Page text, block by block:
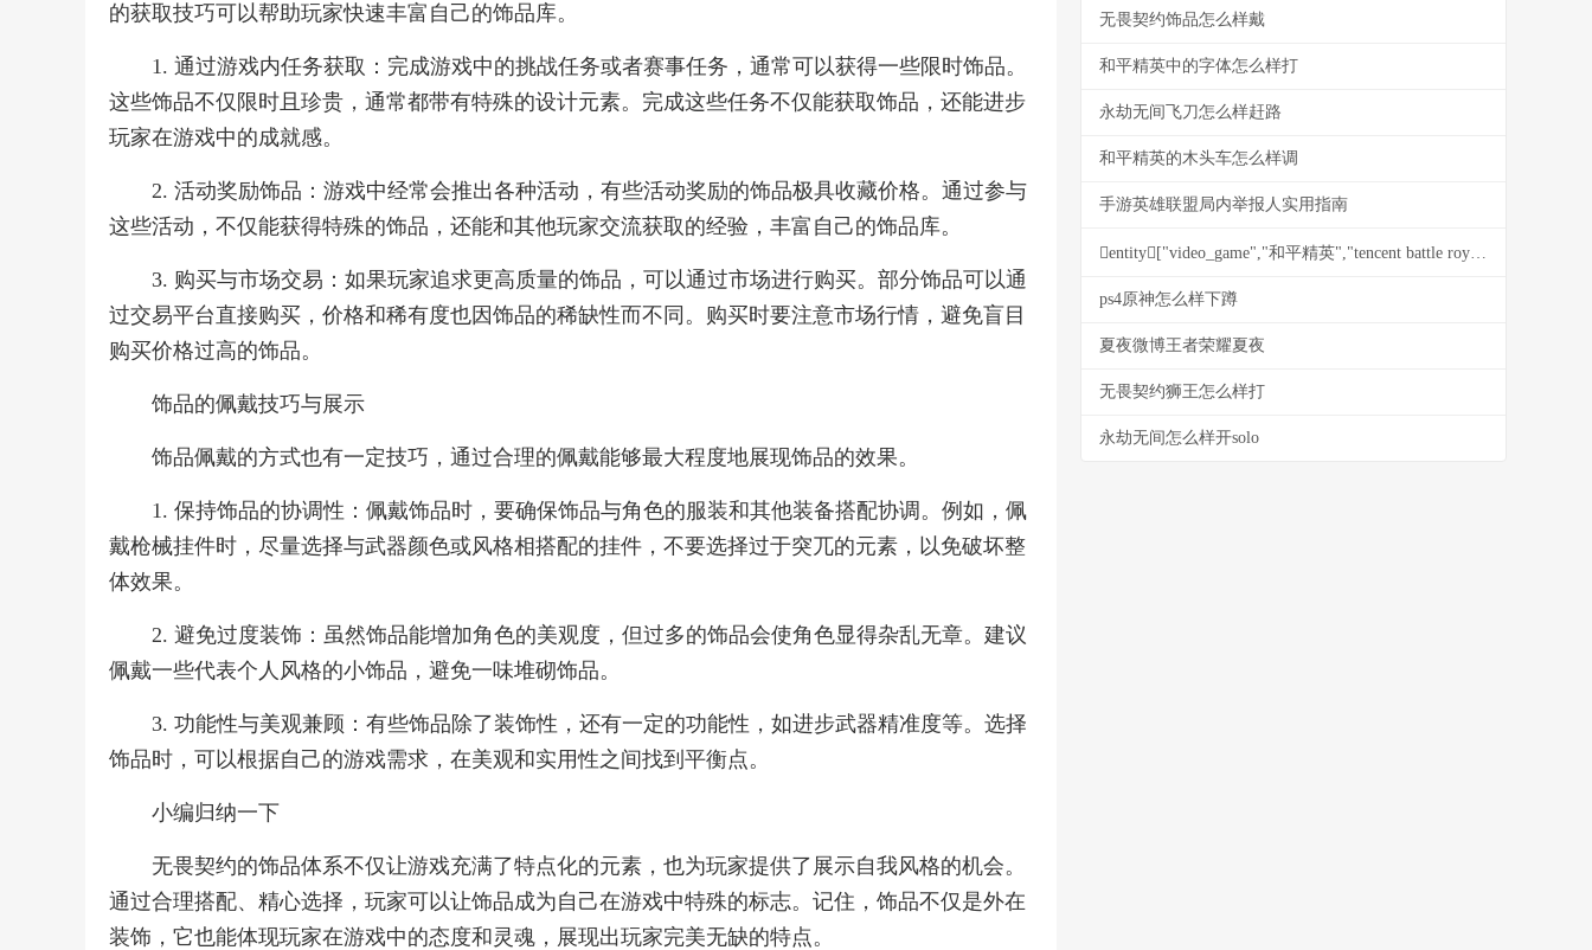
的获取技巧可以帮助玩家快速丰富自己的饰品库。
1. 通过游戏内任务获取：完成游戏中的挑战任务或者赛事任务，通常可以获得一些限时饰品。
这些饰品不仅限时且珍贵，通常都带有特殊的设计元素。完成这些任务不仅能获取饰品，还能进步
玩家在游戏中的成就感。
2. 活动奖励饰品：游戏中经常会推出各种活动，有些活动奖励的饰品极具收藏价格。通过参与
这些活动，不仅能获得特殊的饰品，还能和其他玩家交流获取的经验，丰富自己的饰品库。
3. 购买与市场交易：如果玩家追求更高质量的饰品，可以通过市场进行购买。部分饰品可以通
过交易平台直接购买，价格和稀有度也因饰品的稀缺性而不同。购买时要注意市场行情，避免盲目
购买价格过高的饰品。
饰品的佩戴技巧与展示
饰品佩戴的方式也有一定技巧，通过合理的佩戴能够最大程度地展现饰品的效果。
1. 保持饰品的协调性：佩戴饰品时，要确保饰品与角色的服装和其他装备搭配协调。例如，佩
戴枪械挂件时，尽量选择与武器颜色或风格相搭配的挂件，不要选择过于突兀的元素，以免破坏整
体效果。
2. 避免过度装饰：虽然饰品能增加角色的美观度，但过多的饰品会使角色显得杂乱无章。建议
佩戴一些代表个人风格的小饰品，避免一味堆砌饰品。
3. 功能性与美观兼顾：有些饰品除了装饰性，还有一定的功能性，如进步武器精准度等。选择
饰品时，可以根据自己的游戏需求，在美观和实用性之间找到平衡点。
小编归纳一下
无畏契约的饰品体系不仅让游戏充满了特点化的元素，也为玩家提供了展示自我风格的机会。
通过合理搭配、精心选择，玩家可以让饰品成为自己在游戏中特殊的标志。记住，饰品不仅是外在
装饰，它也能体现玩家在游戏中的态度和灵魂，展现出玩家完美无缺的特点。
无畏契约饰品怎么样戴
和平精英中的字体怎么样打
永劫无间飞刀怎么样赶路
和平精英的木头车怎么样调
手游英雄联盟局内举报人实用指南
entity["video_game","和平精英","tencent battle royale"]键位灵敏度调整实用攻略
ps4原神怎么样下蹲
夏夜微博王者荣耀夏夜
无畏契约狮王怎么样打
永劫无间怎么样开solo